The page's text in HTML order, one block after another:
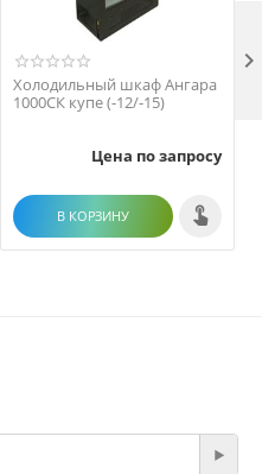
Холодильный шкаф Ангара
1000СК купе (-12/-15)
Цена по запросу
В КОРЗИНУ
